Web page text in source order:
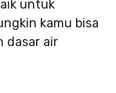
untuk
kamu bisa
dasar air